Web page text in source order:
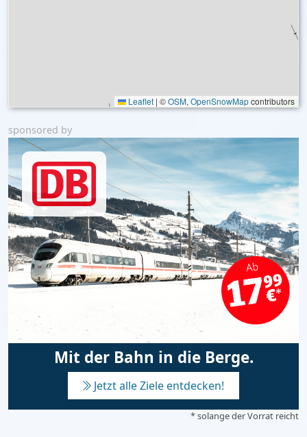
Leaflet | ©OSM, OpenSnowMapcontributors
sponsored by
Mit der Bahn in die Berge.
Jetzt alle Ziele entdecken!
* solange der Vorrat reicht